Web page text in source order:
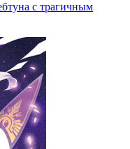
с трагичным